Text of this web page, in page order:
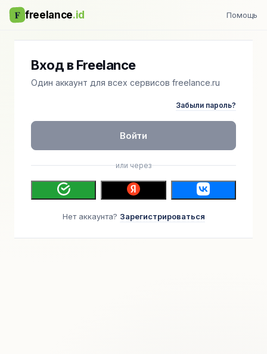
F freelance.id Помощь
Вход в Freelance
Один аккаунт для всех сервисов freelance.ru
Забыли пароль?
Войти
или через
Нет аккаунта? Зарегистрироваться